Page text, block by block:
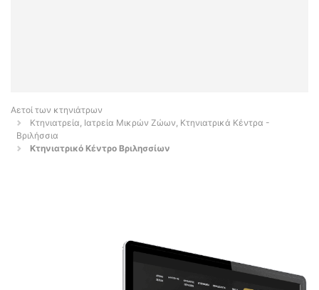
Αετοί των κτηνιάτρων
Κτηνιατρεία, Ιατρεία Μικρών Ζώων, Κτηνιατρικά Κέντρα -
Βριλήσσια
Κτηνιατρικό Κέντρο Βριλησσίων